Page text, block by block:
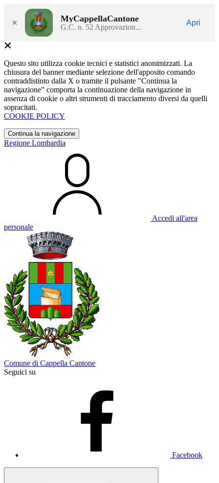
× MyCappellaCantone
G.C. n. 52 Approvazion...
Apri
Questo sito utilizza cookie tecnici e statistici anonimizzati. La
chiusura del banner mediante selezione dell'apposito comando
contraddistinto dalla X o tramite il pulsante "Continua la
navigazione" comporta la continuazione della navigazione in
assenza di cookie o altri strumenti di tracciamento diversi da quelli
sopracitati.
COOKIE POLICY
Continua la navigazione
Regione Lombardia
Accedi all'area
personale
Comune di Cappella Cantone
Seguici su
Facebook